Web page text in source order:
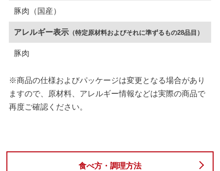
豚肉（国産）
アレルギー表示 （特定原材料およびそれに準ずるもの28品目）
豚肉
※商品の仕様およびパッケージは変更となる場合があり
ますので、原材料、アレルギー情報などは実際の商品で
再度ご確認ください。
食べ方・調理方法